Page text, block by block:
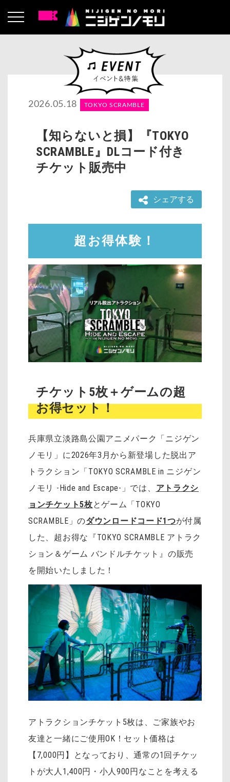
2026.05.18 TOKYO SCRAMBLE
【知らないと損】『TOKYO
SCRAMBLE』DLコード付き
チケット販売中
シェアする
超お得体験！
チケット5枚＋ゲームの超
お得セット！
兵庫県立淡路島公園アニメパーク「ニジゲン
ノモリ」に2026年3月から新登場した脱出ア
トラクション「TOKYO SCRAMBLE in ニジゲン
ノモリ -Hide and Escape-」では、 アトラクシ
ョンチケット5枚とゲーム「TOKYO
SCRAMBLE」のダウンロードコード1つが付属
した、超お得な 『TOKYO SCRAMBLE アトラク
ション＆ゲーム バンドルチケット』の販売
を開始いたしました！
アトラクションチケット5枚は、ご家族やお
友達と一緒にご使用OK！セット価格は
【7,000円】となっており、通常の1回チケッ
トが大人1,400円・小人900円なことを考える